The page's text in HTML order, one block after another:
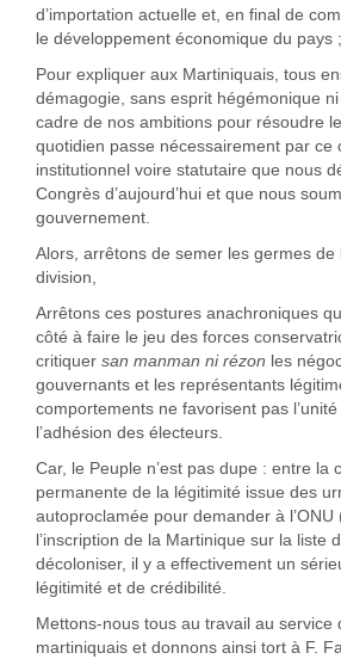
d’importation actuelle et, en final de
le développement économique du pays ;
Pour expliquer aux Martiniquais, tous
démagogie, sans esprit hégémonique
cadre de nos ambitions pour résoudre
quotidien passe nécessairement par ce
institutionnel voire statutaire que nous
Congrès d’aujourd’hui et que nous
gouvernement.
Alors, arrêtons de semer les germes de
division,
Arrêtons ces postures anachroniques
côté à faire le jeu des forces
critiquer san manman ni rézon les
gouvernants et les représentants
comportements ne favorisent pas
l’adhésion des électeurs.
Car, le Peuple n’est pas dupe : entre la
permanente de la légitimité issue des
autoproclamée pour demander à l’ONU
l’inscription de la Martinique sur la liste
décoloniser, il y a effectivement un
légitimité et de crédibilité.
Mettons-nous tous au travail au service
martiniquais et donnons ainsi tort à F.